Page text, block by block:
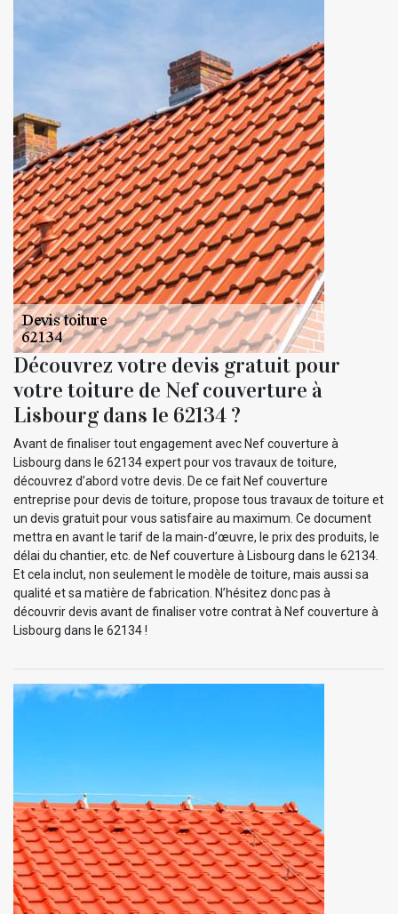
Découvrez votre devis gratuit pour
votre toiture de Nef couverture à
Lisbourg dans le 62134 ?
Avant de finaliser tout engagement avec Nef couverture à
Lisbourg dans le 62134 expert pour vos travaux de toiture,
découvrez d’abord votre devis. De ce fait Nef couverture
entreprise pour devis de toiture, propose tous travaux de toiture et
un devis gratuit pour vous satisfaire au maximum. Ce document
mettra en avant le tarif de la main-d’œuvre, le prix des produits, le
délai du chantier, etc. de Nef couverture à Lisbourg dans le 62134.
Et cela inclut, non seulement le modèle de toiture, mais aussi sa
qualité et sa matière de fabrication. N’hésitez donc pas à
découvrir devis avant de finaliser votre contrat à Nef couverture à
Lisbourg dans le 62134 !